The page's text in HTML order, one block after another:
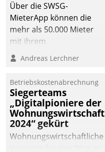
Über die SWSG-
MieterApp können die
mehr als 50.000 Mieter
mit ihrem
Wohnungsunternehmen
kommunizieren, auf dem
einsehen und ändern
oder
Schadensmeldungen
abgeben – rund um die
Uhr.
Andreas Lerchner
Betriebskostenabrechnung
Siegerteams
„Digitalpioniere der
Wohnungswirtschaft
2024“ gekürt
Wohnungswirtschaftliche